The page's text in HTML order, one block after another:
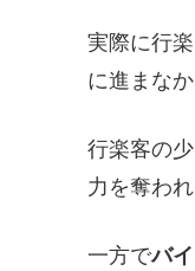
実際に行
に進まな
行楽客の
力を奪われ
一方でバ